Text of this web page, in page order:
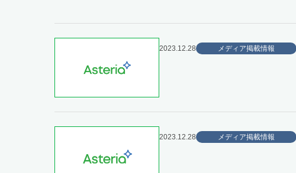
2023.12.28 メディア掲載情報
2023.12.28 メディア掲載情報